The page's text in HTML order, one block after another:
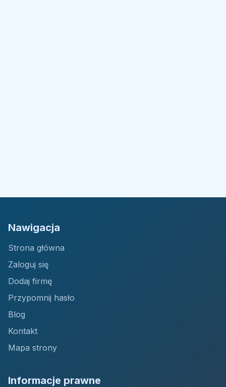
Nawigacja
Strona główna
Zaloguj się
Dodaj firmę
Przypomnij hasło
Blog
Kontakt
Mapa strony
Informacje prawne